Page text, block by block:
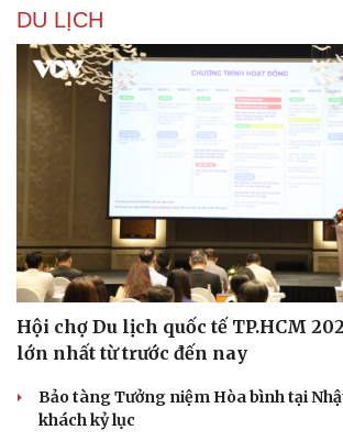
DU LỊCH
Hội chợ Du lịch quốc tế TP.HCM
lớn nhất từ trước đến nay
Bảo tàng Tưởng niệm Hòa bình tại
khách kỷ lục